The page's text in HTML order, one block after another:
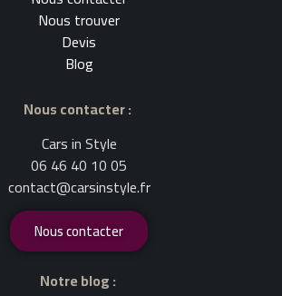
Nous trouver
Devis
Blog
Nous contacter :
Cars in Style
06 46 40 10 05
contact@carsinstyle.fr
Nous contacter
Notre blog :